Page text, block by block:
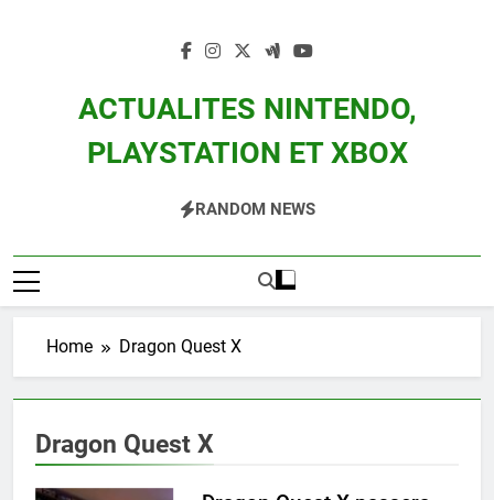
ACTUALITES NINTENDO,
PLAYSTATION ET XBOX
Zelda, Splatoon, Pokemon Entre Autres
RANDOM NEWS
Home Dragon Quest X
Dragon Quest X